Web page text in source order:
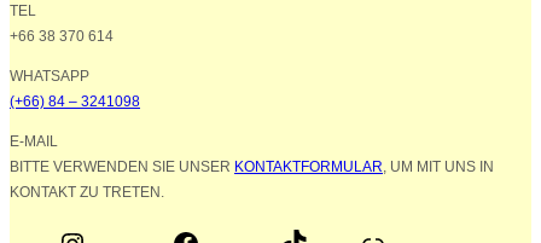
TEL
+66 38 370 614
WHATSAPP
(+66) 84 – 3241098
E-MAIL
BITTE VERWENDEN SIE UNSER KONTAKTFORMULAR, UM MIT UNS IN
KONTAKT ZU TRETEN.